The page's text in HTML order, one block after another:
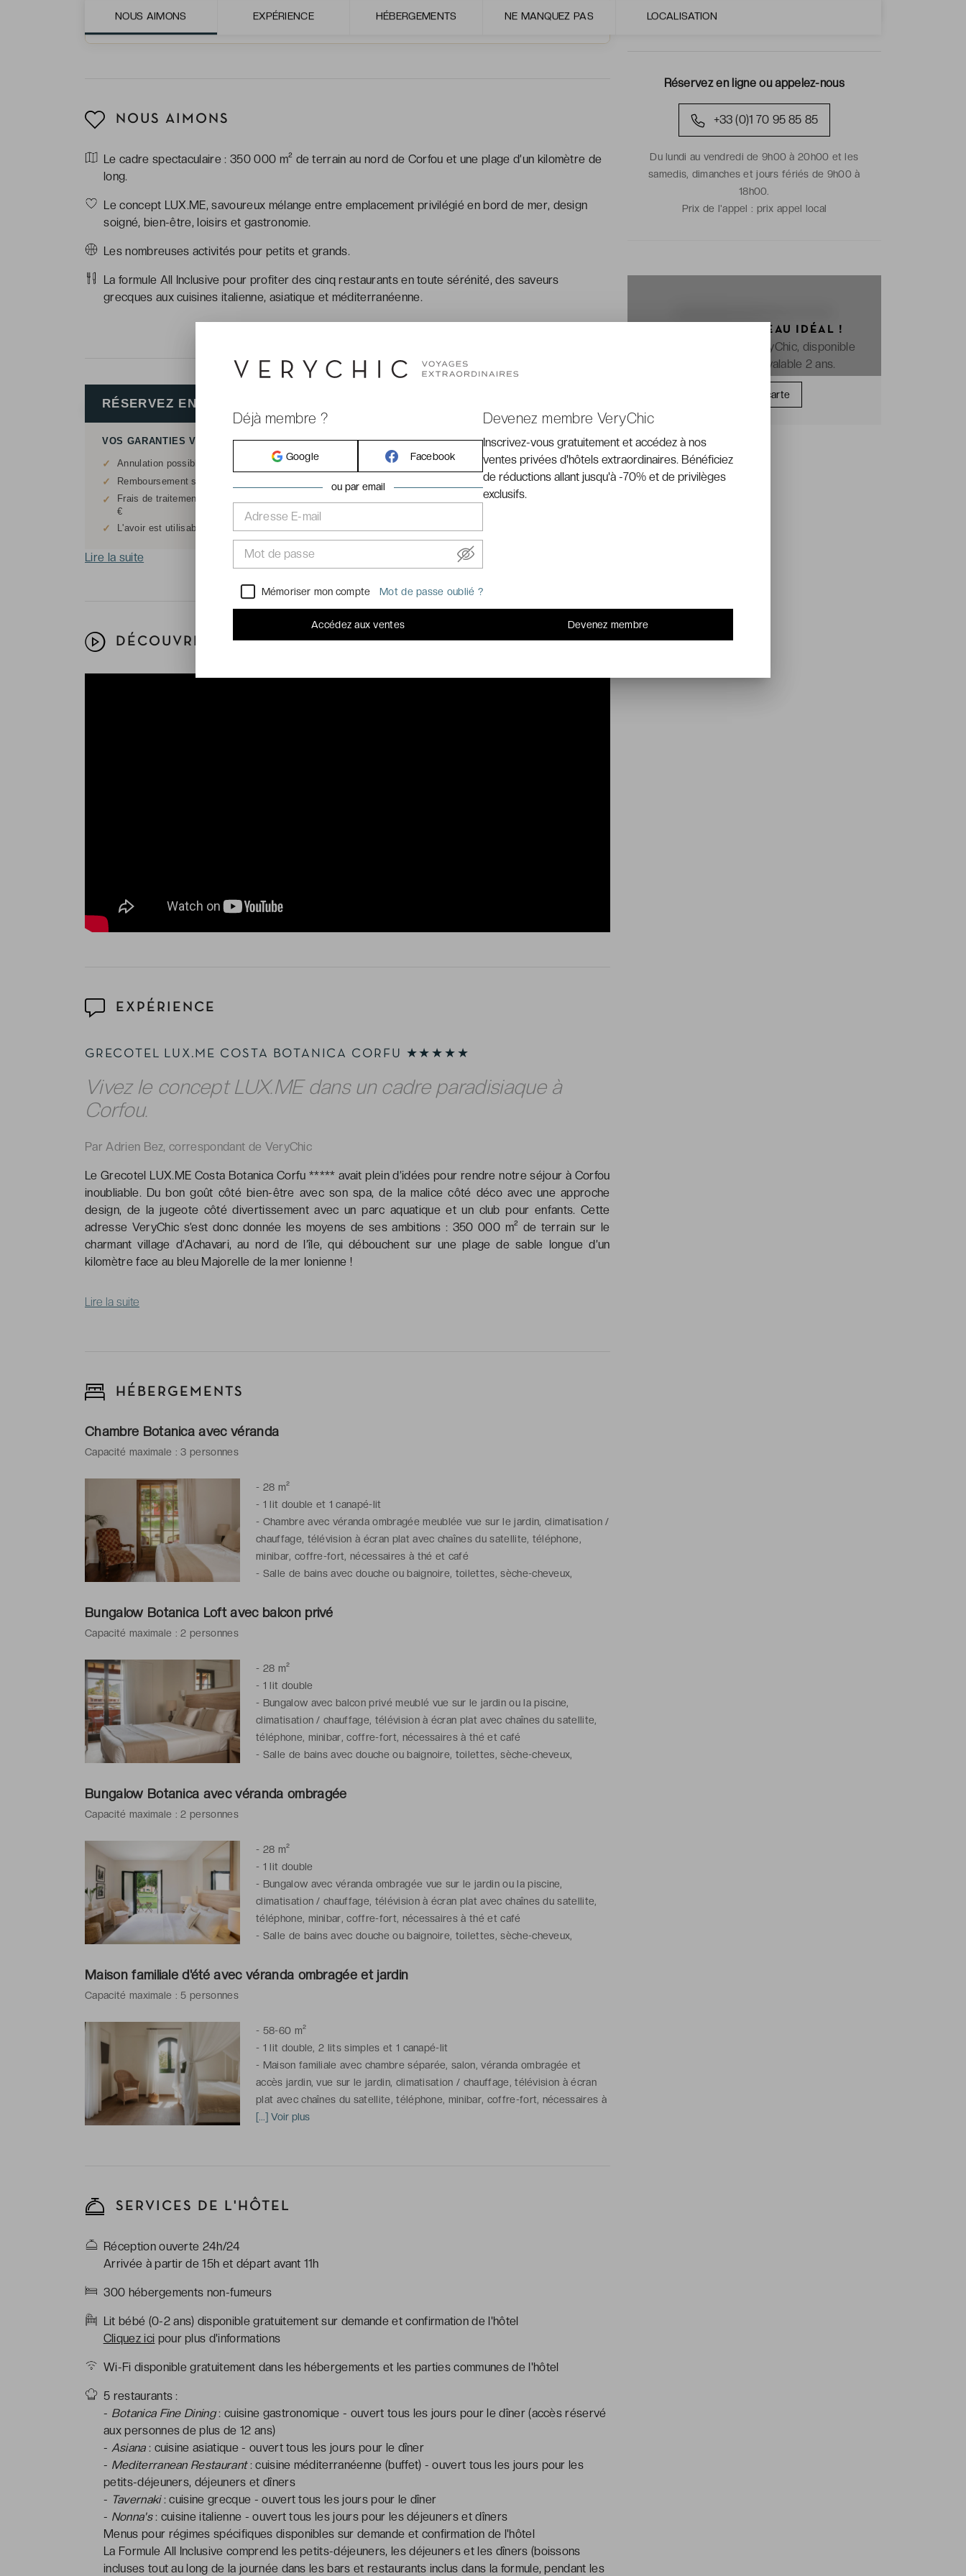
NOUS AIMONS EXPÉRIENCE HÉBERGEMENTS NE MANQUEZ PAS LOCALISATION
NOUS AIMONS
Le cadre spectaculaire : 350 000 m² de terrain au nord de Corfou et une plage d’un kilomètre de
long.
Le concept LUX.ME, savoureux mélange entre emplacement privilégié en bord de mer, design
soigné, bien-être, loisirs et gastronomie.
Les nombreuses activités pour petits et grands.
La formule All Inclusive pour profiter des cinq restaurants en toute sérénité, des saveurs
grecques aux cuisines italienne, asiatique et méditerranéenne.
DÉCOUVREZ VOTRE HÔTEL EN VIDÉO
EXPÉRIENCE
GRECOTEL LUX.ME COSTA BOTANICA CORFU ★★★★★
Vivez le concept LUX.ME dans un cadre paradisiaque à
Corfou.
Par Adrien Bez, correspondant de VeryChic
Le Grecotel LUX.ME Costa Botanica Corfu ***** avait plein d’idées pour rendre notre séjour à Corfou
inoubliable. Du bon goût côté bien-être avec son spa, de la malice côté déco avec une approche
design, de la jugeote côté divertissement avec un parc aquatique et un club pour enfants. Cette
adresse VeryChic s’est donc donnée les moyens de ses ambitions : 350 000 m² de terrain sur le
charmant village d’Achavari, au nord de l’île, qui débouchent sur une plage de sable longue d’un
kilomètre face au bleu Majorelle de la mer Ionienne !
Lire la suite
HÉBERGEMENTS
Chambre Botanica avec véranda
Capacité maximale : 3 personnes
- 28 m²
- 1 lit double et 1 canapé-lit
- Chambre avec véranda ombragée meublée vue sur le jardin, climatisation /
chauffage, télévision à écran plat avec chaînes du satellite, téléphone,
minibar, coffre-fort, nécessaires à thé et café
- Salle de bains avec douche ou baignoire, toilettes, sèche-cheveux,
Bungalow Botanica Loft avec balcon privé
Capacité maximale : 2 personnes
- 28 m²
- 1 lit double
- Bungalow avec balcon privé meublé vue sur le jardin ou la piscine,
climatisation / chauffage, télévision à écran plat avec chaînes du satellite,
téléphone, minibar, coffre-fort, nécessaires à thé et café
- Salle de bains avec douche ou baignoire, toilettes, sèche-cheveux,
Bungalow Botanica avec véranda ombragée
Capacité maximale : 2 personnes
- 28 m²
- 1 lit double
- Bungalow avec véranda ombragée vue sur le jardin ou la piscine,
climatisation / chauffage, télévision à écran plat avec chaînes du satellite,
téléphone, minibar, coffre-fort, nécessaires à thé et café
- Salle de bains avec douche ou baignoire, toilettes, sèche-cheveux,
Maison familiale d'été avec véranda ombragée et jardin
Capacité maximale : 5 personnes
- 58-60 m²
- 1 lit double, 2 lits simples et 1 canapé-lit
- Maison familiale avec chambre séparée, salon, véranda ombragée et
accès jardin, vue sur le jardin, climatisation / chauffage, télévision à écran
plat avec chaînes du satellite, téléphone, minibar, coffre-fort, nécessaires à
thé et café
[...] Voir plus
SERVICES DE L'HÔTEL
Réception ouverte 24h/24
Arrivée à partir de 15h et départ avant 11h
300 hébergements non-fumeurs
Lit bébé (0-2 ans) disponible gratuitement sur demande et confirmation de l'hôtel
Cliquez ici pour plus d'informations
Wi-Fi disponible gratuitement dans les hébergements et les parties communes de l'hôtel
5 restaurants :
- Botanica Fine Dining: cuisine gastronomique - ouvert tous les jours pour le dîner (accès réservé
aux personnes de plus de 12 ans)
- Asiana: cuisine asiatique - ouvert tous les jours pour le dîner
- Mediterranean Restaurant: cuisine méditerranéenne (buffet) - ouvert tous les jours pour les
petits-déjeuners, déjeuners et dîners
- Tavernaki: cuisine grecque - ouvert tous les jours pour le dîner
- Nonna's: cuisine italienne - ouvert tous les jours pour les déjeuners et dîners
Menus pour régimes spécifiques disponibles sur demande et confirmation de l'hôtel
La Formule All Inclusive comprend les petits-déjeuners, les déjeuners et les dîners (boissons
incluses tout au long de la journée dans les bars et restaurants inclus dans la formule, pendant les
Depuis 1981 Hôtellerie haut de gamme Sélection VeryChic
RÉSERVEZ EN TOUTE FLEXIBILITÉ
VOS GARANTIES VERYCHIC
✓ Annulation possible sans justificatif jusqu'à 7 jours avant le départ (offre sans transports)
✓ Remboursement sous forme d'avoir, hors frais de dossier, assurance, transports et activités
✓
Frais de traitement : 20 € pour réservations inférieures à 500 € et 50 € pour réservations supérieures à 500
€
✓ L'avoir est utilisable sur tout le siteVeryChic.fr
Lire la suite
Réservez en ligne ou appelez-nous
+33 (0)1 70 95 85 85
Du lundi au vendredi de 9h00 à 20h00 et les
samedis, dimanches et jours fériés de 9h00 à
18h00.
Prix de l'appel : prix appel local
OFFREZ LE CADEAU IDÉAL !
La e-carte cadeau VeryChic, disponible
immédiatement et valable 2 ans.
Offrir une carte
Déjà membre ?
Google Facebook
ou par email
Adresse E-mail
Mot de passe
Mémoriser mon compte Mot de passe oublié ?
Accédez aux ventes
Devenez membre VeryChic
Inscrivez-vous gratuitement et accédez à nos
ventes privées d'hôtels extraordinaires. Bénéficiez
de réductions allant jusqu'à -70% et de privilèges
exclusifs.
Devenez membre